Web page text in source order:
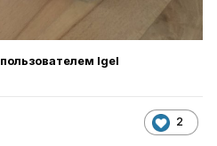
пользователем Igel
2